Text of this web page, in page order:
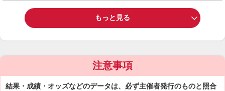
もっと見る
注意事項
結果・成績・オッズなどのデータは、必ず主催者発行のものと照合